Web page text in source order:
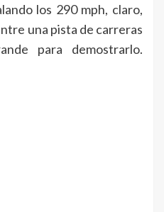
los 290 mph, claro,
una pista de carreras
para demostrarlo.